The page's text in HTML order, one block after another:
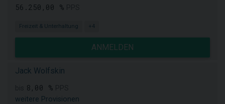
56.250,00 %
Freizeit & Unterhaltung +4
ANMELDEN
Jack Wolfskin
8,00 %
weitere Provisionen